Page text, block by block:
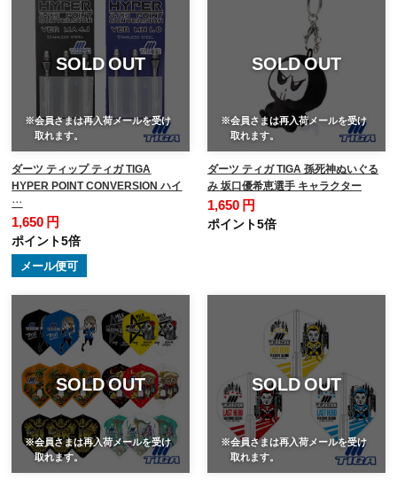
SOLD OUT
※会員さまは再入荷メールを受け
取れます。
ダーツ ティップ ティガ TIGA
HYPER POINT CONVERSION ハイ
…
1,650 円
ポイント5倍
メール便可
SOLD OUT
※会員さまは再入荷メールを受け
取れます。
ダーツ ティガ TIGA 孫死神ぬいぐる
み 坂口優希恵選手 キャラクター
1,650 円
ポイント5倍
SOLD OUT
※会員さまは再入荷メールを受け
取れます。
SOLD OUT
※会員さまは再入荷メールを受け
取れます。